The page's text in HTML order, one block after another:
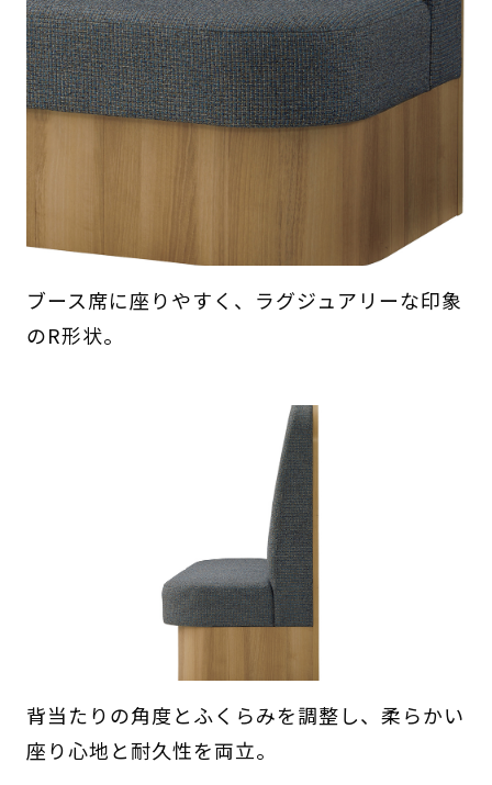
ブース席に座りやすく、ラグジュアリーな印象
のR形状。
背当たりの角度とふくらみを調整し、柔らかい
座り心地と耐久性を両立。